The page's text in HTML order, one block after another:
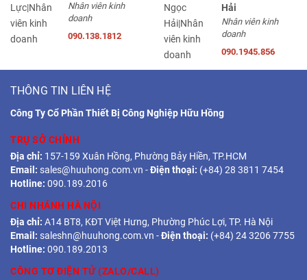
Nhân viên kinh
doanh
090.138.1812
Hải
Nhân viên kinh
doanh
090.1945.856
THÔNG TIN LIÊN HỆ
Công Ty Cổ Phần Thiết Bị Công Nghiệp Hữu Hồng
TRỤ SỞ CHÍNH
Địa chỉ: 157-159 Xuân Hồng, Phường Bảy Hiền, TP.HCM
Email: sales@huuhong.com.vn -Điện thoại: (+84) 28 3811 7454
Hotline: 090.189.2016
CHI NHÁNH HÀ NỘI
Địa chỉ: A14 BT8, KĐT Việt Hưng, Phường Phúc Lợi, TP. Hà Nội
Email: saleshn@huuhong.com.vn -Điện thoại: (+84) 24 3206 7755
Hotline: 090.189.2013
CÔNG TƠ ĐIỆN TỬ (ZALO/CALL)